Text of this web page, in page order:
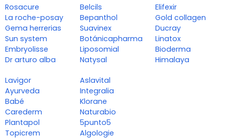
Rosacure
La roche-posay
Gema herrerias
Sun system
Embryolisse
Dr arturo alba
Belcils
Bepanthol
Suavinex
Botánicapharma
Liposomial
Natysal
Elifexir
Gold collagen
Ducray
Linatox
Bioderma
Himalaya
Lavigor
Ayurveda
Babé
Carederm
Plantapol
Topicrem
Aslavital
Integralia
Klorane
Naturabio
5punto5
Algologie